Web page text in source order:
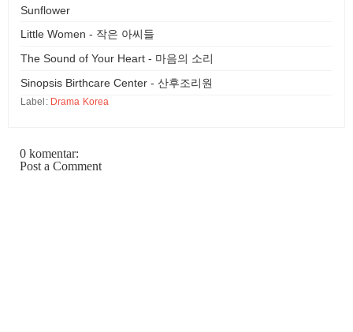
Sunflower
Little Women - 작은 아씨들
The Sound of Your Heart - 마음의 소리
Sinopsis Birthcare Center - 산후조리원
Label: Drama Korea
0 komentar:
Post a Comment